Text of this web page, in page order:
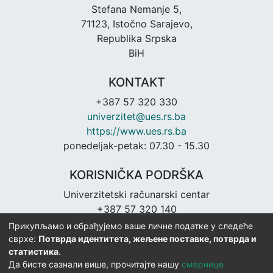
Stefana Nemanje 5,
71123, Istočno Sarajevo,
Republika Srpska
BiH
KONTAKT
+387 57 320 330
univerzitet@ues.rs.ba
https://www.ues.rs.ba
ponedeljak-petak: 07.30 - 15.30
KORISNIČKA PODRŠKA
Univerzitetski računarski centar
+387 57 320 140
urc@ues.rs.ba
https://urc.ues.rs.ba
Прикупљамо и обрађујемо ваше личне податке у следеће
сврхе: Потврда идентитета, жељене поставке, потврда и
статистика.
Да бисте сазнали више, прочитајте нашу смернице